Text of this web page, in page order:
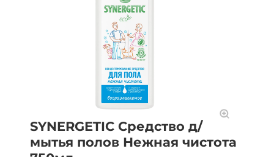
SYNERGETIC Средство д/
мытья полов Нежная чистота